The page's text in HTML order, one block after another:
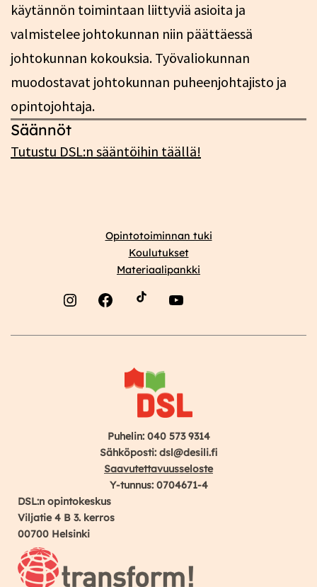
käytännön toimintaan liittyviä asioita ja
valmistelee johtokunnan niin päättäessä
johtokunnan kokouksia. Työvaliokunnan
muodostavat johtokunnan puheenjohtajisto ja
opintojohtaja.
Säännöt
Tutustu DSL:n sääntöihin täällä!
Opintotoiminnan tuki
Koulutukset
Materiaalipankki
Puhelin: 040 573 9314
Sähköposti: dsl@desili.fi
Saavutettavuusseloste
Y-tunnus: 0704671-4
DSL:n opintokeskus
Viljatie 4 B 3. kerros
00700 Helsinki